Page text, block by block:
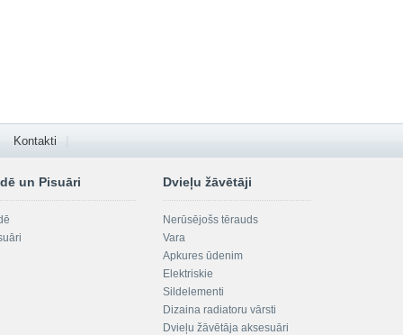
Kontakti
un Pisuāri Dvieļu žāvētāji
Nerūsējošs tērauds
Vara
Apkures ūdenim
Elektriskie
Sildelementi
Dizaina radiatoru vārsti
Dvieļu žāvētāja aksesuāri